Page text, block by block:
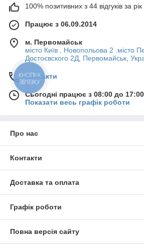
100% позитивних з 44 відгуків за рік
Працює з 06.09.2014
м. Первомайськ
місто Київ , Новопольова 2 .місто
Достоєвского 2Д, Первомайськ,
Контакти
Сьогодні працює з 08:00 до 17:00
Показати весь графік роботи
Про нас
Контакти
Доставка та оплата
Графік роботи
Повна версія сайту
КНОПКА
ЗВ'ЯЗКУ